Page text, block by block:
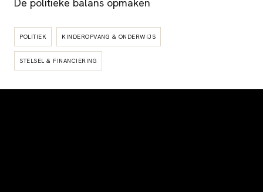
POLITIEK KINDEROPVANG & ONDERWIJS
STELSEL & FINANCIERING